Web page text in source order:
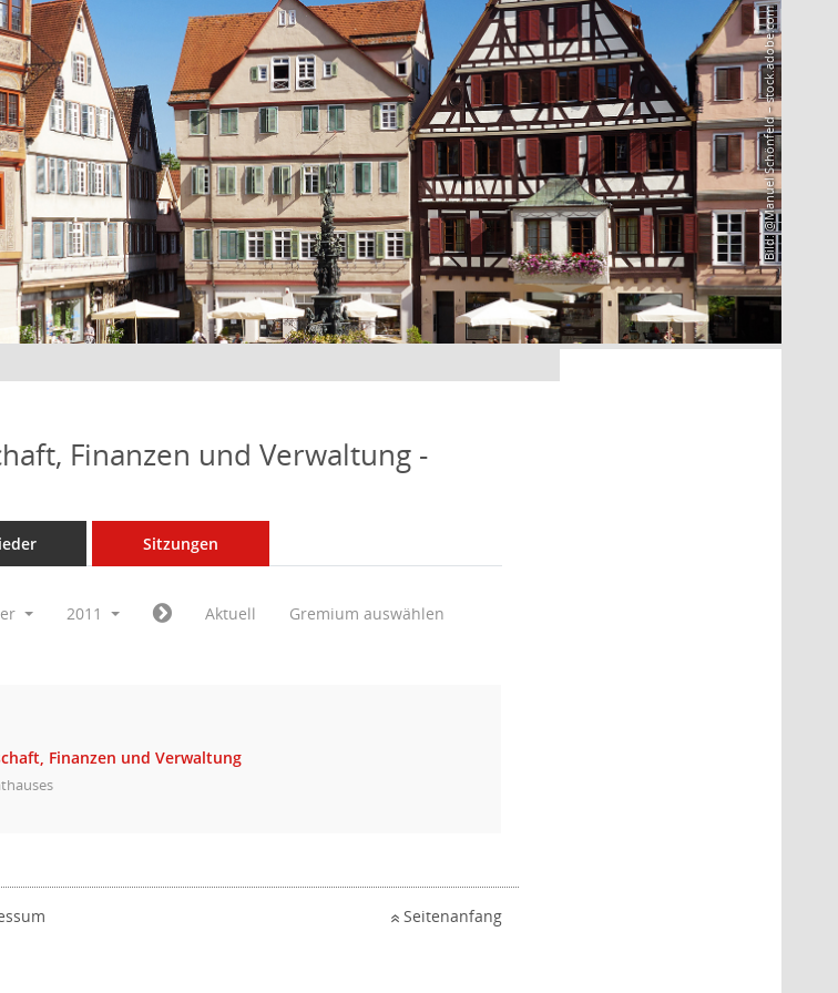
Bild: @Manuel Schönfeld – stock.adobe.com
Finanzen und Verwaltung -
Sitzungen
2011 Aktuell Gremium auswählen
Finanzen und Verwaltung
Seitenanfang